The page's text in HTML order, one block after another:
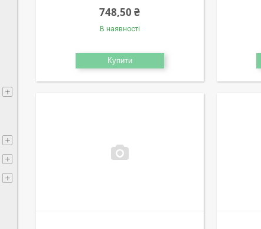
748,50 ₴
В наявності
Купити